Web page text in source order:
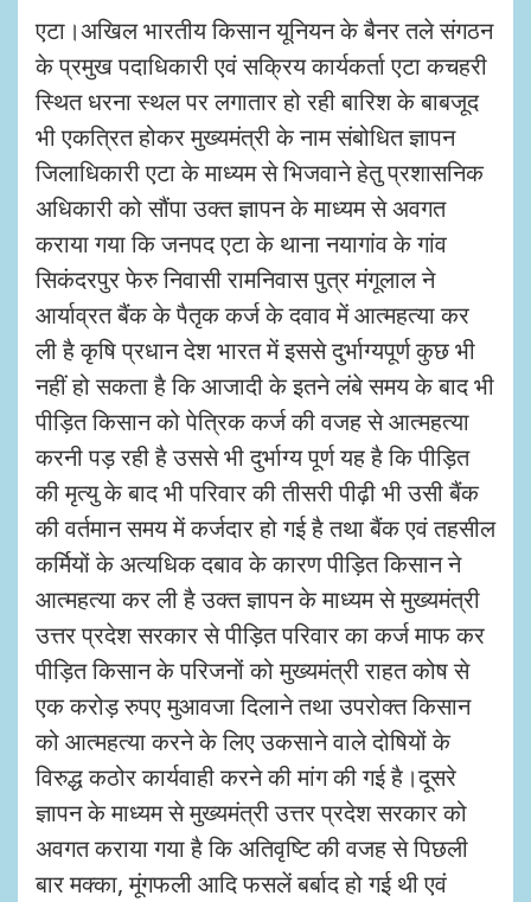
एटा।अखिल भारतीय किसान यूनियन के बैनर तले संगठन
के प्रमुख पदाधिकारी एवं सक्रिय कार्यकर्ता एटा कचहरी
स्थित धरना स्थल पर लगातार हो रही बारिश के बाबजूद
भी एकत्रित होकर मुख्यमंत्री के नाम संबोधित ज्ञापन
जिलाधिकारी एटा के माध्यम से भिजवाने हेतु प्रशासनिक
अधिकारी को सौंपा उक्त ज्ञापन के माध्यम से अवगत
कराया गया कि जनपद एटा के थाना नयागांव के गांव
सिकंदरपुर फेरु निवासी रामनिवास पुत्र मंगूलाल ने
आर्याव्रत बैंक के पैतृक कर्ज के दवाव में आत्महत्या कर
ली है कृषि प्रधान देश भारत में इससे दुर्भाग्यपूर्ण कुछ भी
नहीं हो सकता है कि आजादी के इतने लंबे समय के बाद भी
पीड़ित किसान को पेत्रिक कर्ज की वजह से आत्महत्या
करनी पड़ रही है उससे भी दुर्भाग्य पूर्ण यह है कि पीड़ित
की मृत्यु के बाद भी परिवार की तीसरी पीढ़ी भी उसी बैंक
की वर्तमान समय में कर्जदार हो गई है तथा बैंक एवं तहसील
कर्मियों के अत्यधिक दबाव के कारण पीड़ित किसान ने
आत्महत्या कर ली है उक्त ज्ञापन के माध्यम से मुख्यमंत्री
उत्तर प्रदेश सरकार से पीड़ित परिवार का कर्ज माफ कर
पीड़ित किसान के परिजनों को मुख्यमंत्री राहत कोष से
एक करोड़ रुपए मुआवजा दिलाने तथा उपरोक्त किसान
को आत्महत्या करने के लिए उकसाने वाले दोषियों के
विरुद्ध कठोर कार्यवाही करने की मांग की गई है।दूसरे
ज्ञापन के माध्यम से मुख्यमंत्री उत्तर प्रदेश सरकार को
अवगत कराया गया है कि अतिवृष्टि की वजह से पिछली
बार मक्का, मूंगफली आदि फसलें बर्बाद हो गई थी एवं